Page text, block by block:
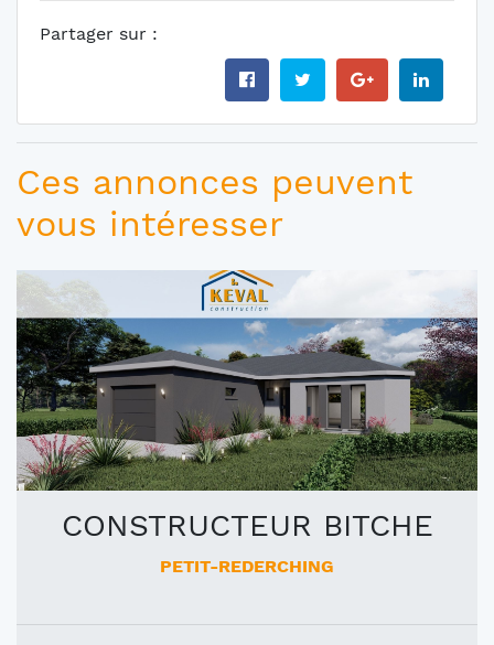
Partager sur :
Ces annonces peuvent
vous intéresser
CONSTRUCTEUR BITCHE
PETIT-REDERCHING